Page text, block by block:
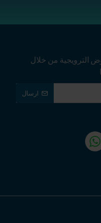
الترويجية من خلال
ارسال